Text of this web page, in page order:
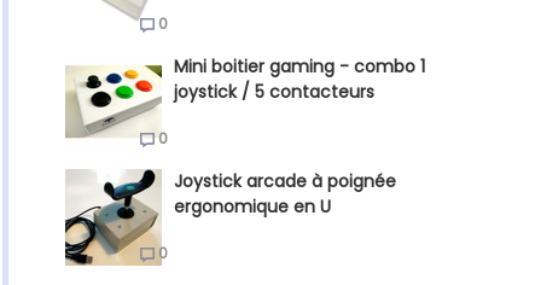
0
Mini boitier gaming - combo 1
joystick / 5 contacteurs
0
Joystick arcade à poignée
ergonomique en U
0